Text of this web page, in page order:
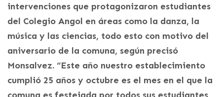
intervenciones que protagonizaron estudiantes
del Colegio Angol en áreas como la danza, la
música y las ciencias, todo esto con motivo del
aniversario de la comuna, según precisó
Monsalvez. “Este año nuestro establecimiento
cumplió 25 años y octubre es el mes en el que la